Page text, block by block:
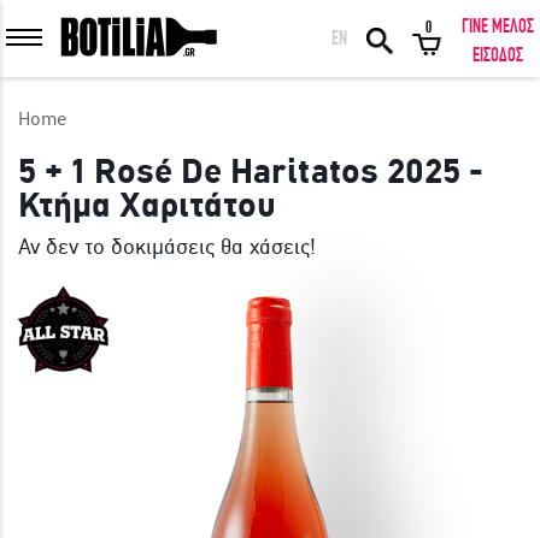
ΕΙΣΟΔΟΣ ΜΕΛΩΝ
Να με θυμάσαι
ΕΙΣΟΔΟΣ ΜΕ FACEBOOK
ΕΚΠΛΗΚΤΙΚΑ ΚΡΑΣΙΑ ΑΠΟ ΟΛΟ ΤΟΝ ΚΟΣΜΟ ΣΤΗΝ ΠΟΡΤΑ ΣΟΥ ΣΕ
ΜΟΝΑΔΙΚΕΣ ΠΡΟΣΦΟΡΕΣ!
EN
0
ΓΙΝΕ ΜΕΛΟΣ
ΕΙΣΟΔΟΣ
Home
5 + 1 Rosé De Haritatos 2025 -
Κτήμα Χαριτάτου
Αν δεν το δοκιμάσεις θα χάσεις!